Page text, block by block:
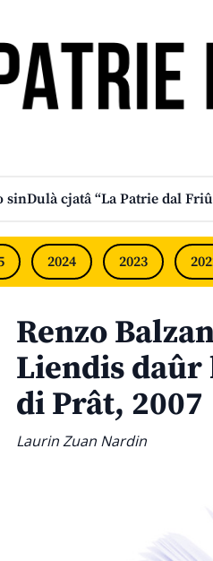
sinDulà cjatâ “La Patrie dal
2024 2023
Renzo
Liendis daûr
di Prât, 2007
Laurin Zuan Nardin